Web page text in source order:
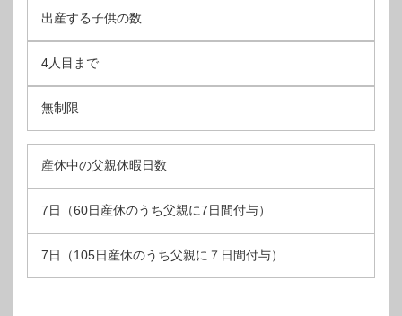
出産する子供の数
4人目まで
無制限
産休中の父親休暇日数
7日（60日産休のうち父親に7日間付与）
7日（105日産休のうち父親に７日間付与）